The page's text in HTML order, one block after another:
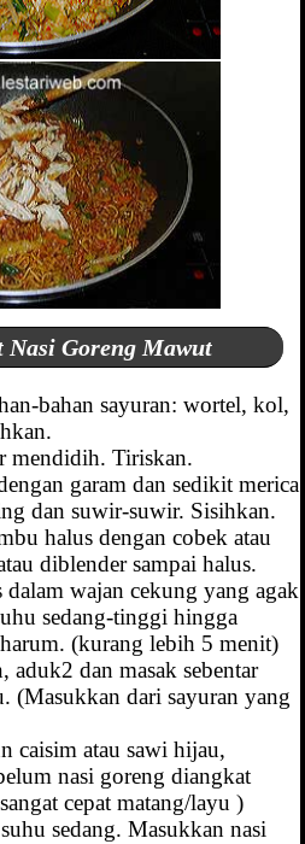
Nasi Goreng Mawut
bahan sayuran: wortel, kol,
mendidih. Tiriskan.
garam dan sedikit merica
dan suwir-suwir. Sisihkan.
halus dengan cobek atau
diblender sampai halus.
wajan cekung yang agak
sedang-tinggi hingga
(kurang lebih 5 menit)
aduk2 dan masak sebentar
(Masukkan dari sayuran yang
caisim atau sawi hijau,
nasi goreng diangkat
cepat matang/layu )
sedang. Masukkan nasi